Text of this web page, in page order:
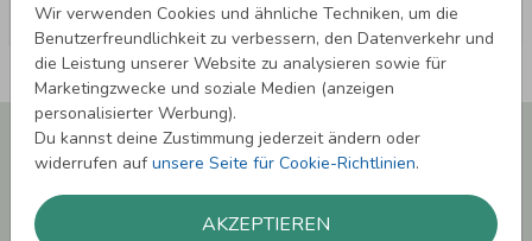
Wir verwenden Cookies und ähnliche Techniken, um die
Benutzerfreundlichkeit zu verbessern, den Datenverkehr und
die Leistung unserer Website zu analysieren sowie für
Marketingzwecke und soziale Medien (anzeigen
personalisierter Werbung).
Du kannst deine Zustimmung jederzeit ändern oder
widerrufen aufunsere Seite für Cookie-Richtlinien.
AKZEPTIEREN
Newsletter abonnieren und 5,00 € Rabatt**
sichern!
Melde Dich zu unserem Newsletter an und bleibe auf dem
Laufenden.